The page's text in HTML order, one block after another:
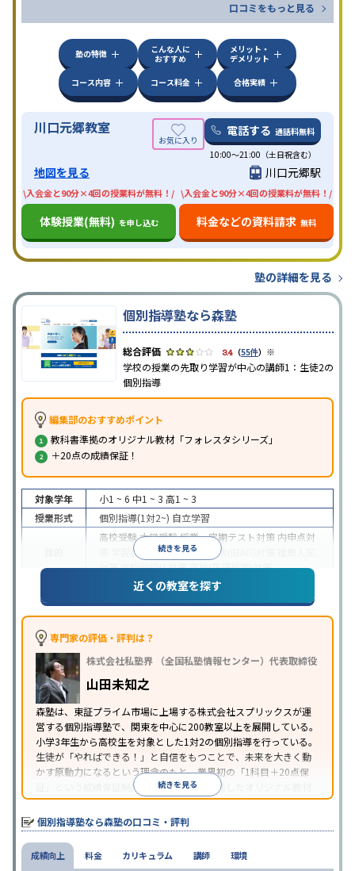
口コミをもっと見る
塾の特徴
こんな人に
おすすめ
メリット・
デメリット
コース内容
コース料金 合格実績
川口元郷教室 電話する 通話料無料
10:00〜21:00（土日祝含む）
地図を見る 川口元郷駅
\入会金と90分×4回の授業料が無料！/
体験授業(無料) を申し込む
\入会金と90分×4回の授業料が無料！/
料金などの資料請求 無料
塾の詳細を見る
個別指導塾なら森塾
3.4 （55件） ※
学校の授業の先取り学習が中心の講師1：生徒2の
個別指導
編集部のおすすめポイント
教科書準拠のオリジナル教材「フォレスタシリーズ」
＋20点の成績保証！
続きを見る
対象学年 小1 ~ 6 中1 ~ 3 高1 ~ 3
授業形式
個別指導(1対2~) 自立学習
高校受験大学受験授業・定期テスト対策 内申点対
学習習慣の定着総合型選抜(旧AO)対策
対策学校別特化対策英検(英語検定)対策
成績保証制度あり1科目から受講可能
自習室あり
※2023年3月調査。小学校高学年の個別指導塾アンケート調査方法を参
近くの教室を探す
専門家の評価・評判は？
株式会社私塾界 （全国私塾情報センター）代表取締役
山田未知之
森塾は、東証プライム市場に上場する株式会社スプリックスが運
営する個別指導塾で、関東を中心に200教室以上を展開している。
小学3年生から高校生を対象とした1対2の個別指導を行っている。
生徒が「やればできる！」と自信をもつことで、未来を大きく動
かす原動力になるという理念のもと、業界初の「1科目＋20点保
証」という成績保証制度を採用。同社が開発したオリジナル教材
「フォレスタシリーズ」は全国各地の学習塾でも採用されてい
る。
続きを見る
個別指導塾なら森塾の口コミ・評判
成績向上 料金 カリキュラム 講師 環境